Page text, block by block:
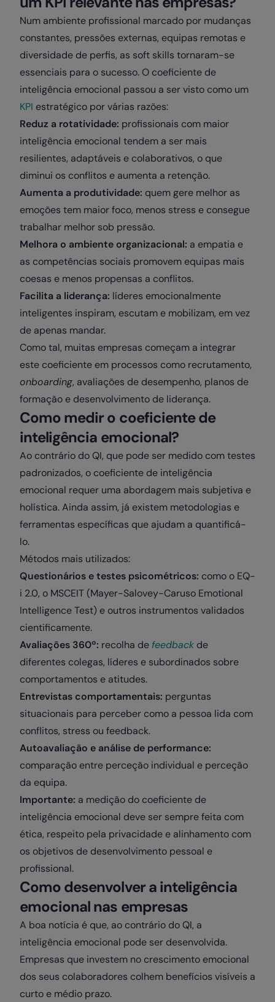
Num ambiente profissional marcado por mudanças
constantes, pressões externas, equipas remotas e
diversidade de perfis, as soft skills tornaram-se
essenciais para o sucesso. O coeficiente de
inteligência emocional passou a ser visto como um
KPI estratégico por várias razões:
Reduz a rotatividade: profissionais com maior
inteligência emocional tendem a ser mais
resilientes, adaptáveis e colaborativos, o que
diminui os conflitos e aumenta a retenção.
Aumenta a produtividade: quem gere melhor as
emoções tem maior foco, menos stress e consegue
trabalhar melhor sob pressão.
Melhora o ambiente organizacional: a empatia e
as competências sociais promovem equipas mais
coesas e menos propensas a conflitos.
Facilita a liderança: líderes emocionalmente
inteligentes inspiram, escutam e mobilizam, em vez
de apenas mandar.
Como tal, muitas empresas começam a integrar
este coeficiente em processos como recrutamento,
onboarding, avaliações de desempenho, planos de
formação e desenvolvimento de liderança.
Como medir o coeficiente de
inteligência emocional?
Ao contrário do QI, que pode ser medido com testes
padronizados, o coeficiente de inteligência
emocional requer uma abordagem mais subjetiva e
holística. Ainda assim, já existem metodologias e
ferramentas específicas que ajudam a quantificá-
lo.
Métodos mais utilizados:
Questionários e testes psicométricos: como o EQ-
i 2.0, o MSCEIT (Mayer-Salovey-Caruso Emotional
Intelligence Test) e outros instrumentos validados
cientificamente.
Avaliações 360º: recolha de feedback de
diferentes colegas, líderes e subordinados sobre
comportamentos e atitudes.
Entrevistas comportamentais: perguntas
situacionais para perceber como a pessoa lida com
conflitos, stress ou feedback.
Autoavaliação e análise de performance:
comparação entre perceção individual e perceção
da equipa.
Importante: a medição do coeficiente de
inteligência emocional deve ser sempre feita com
ética, respeito pela privacidade e alinhamento com
os objetivos de desenvolvimento pessoal e
profissional.
Como desenvolver a inteligência
emocional nas empresas
A boa notícia é que, ao contrário do QI, a
inteligência emocional pode ser desenvolvida.
Empresas que investem no crescimento emocional
dos seus colaboradores colhem benefícios visíveis a
curto e médio prazo.